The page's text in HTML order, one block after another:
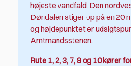
højeste vandfald. Den
Døndalen stiger op på en 20
og højdepunktet er
Amtmandsstenen.
Rute 1, 2, 3, 7, 8 og 10 kører